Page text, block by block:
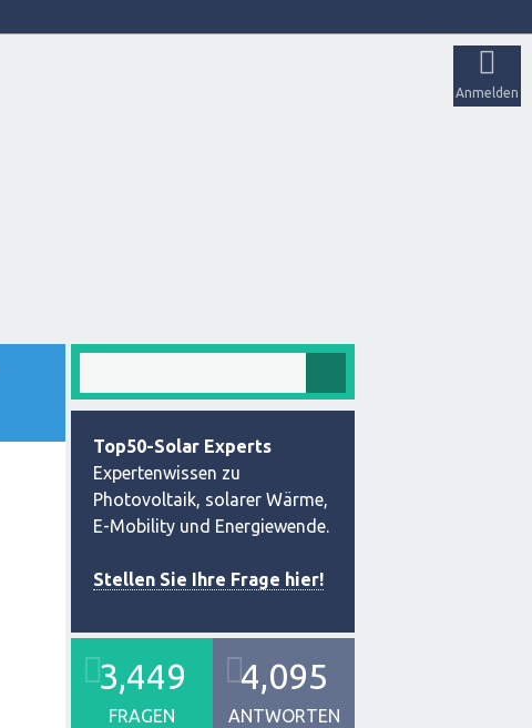
Anmelden
Top50-Solar Experts
Expertenwissen zu
Photovoltaik, solarer Wärme,
E-Mobility und Energiewende.
Stellen Sie Ihre Frage hier!
3,449
FRAGEN
4,095
ANTWORTEN